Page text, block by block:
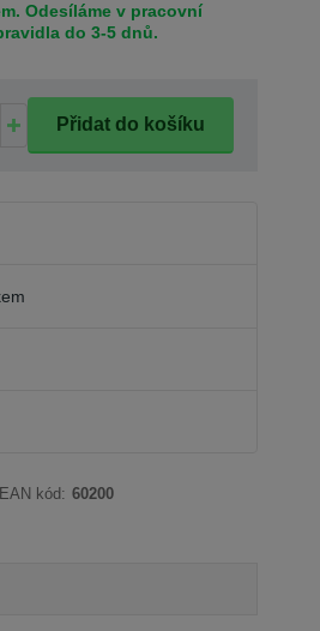
Odesíláme v pracovní
do 3-5 dnů.
Přidat do košíku
EAN kód: 60200